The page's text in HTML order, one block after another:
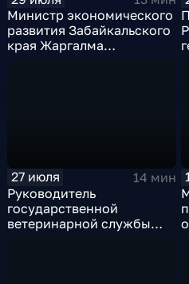
Министр экономического
развития Забайкальского
края Жаргалма
27 июля
14 мин
Руководитель
государственной
ветеринарной службы